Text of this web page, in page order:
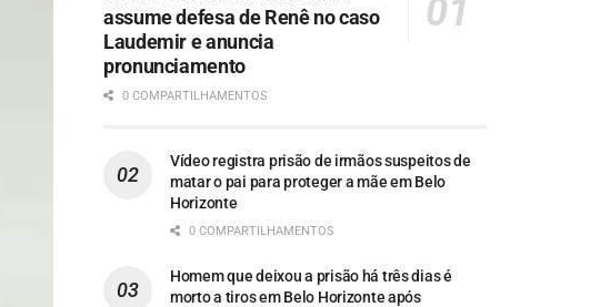
assume defesa de Renê no caso
Laudemir e anuncia
pronunciamento
0 COMPARTILHAMENTOS
Vídeo registra prisão de irmãos suspeitos de
matar o pai para proteger a mãe em Belo
Horizonte
0 COMPARTILHAMENTOS
Homem que deixou a prisão há três dias é
morto a tiros em Belo Horizonte após